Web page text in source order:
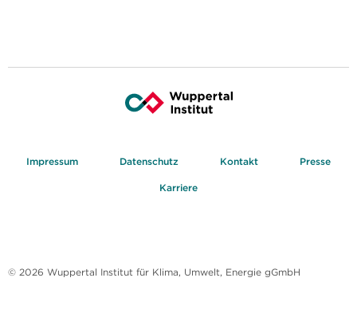
Impressum Datenschutz Kontakt Presse
Karriere
© 2026 Wuppertal Institut für Klima, Umwelt, Energie gGmbH